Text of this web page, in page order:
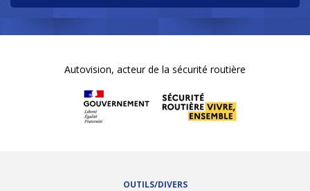
Autovision, acteur de la sécurité routière
OUTILS/DIVERS